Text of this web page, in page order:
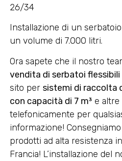
26/34
Installazione di un
un volume di 7.000 litri.
Ora sapete che il nostro
vendita di serbatoi flessibili
sito per sistemi di raccolta
con capacità di 7 m³ e altre
telefonicamente per
informazione!
prodotti ad alta resistenza
Francia! L’installazione del